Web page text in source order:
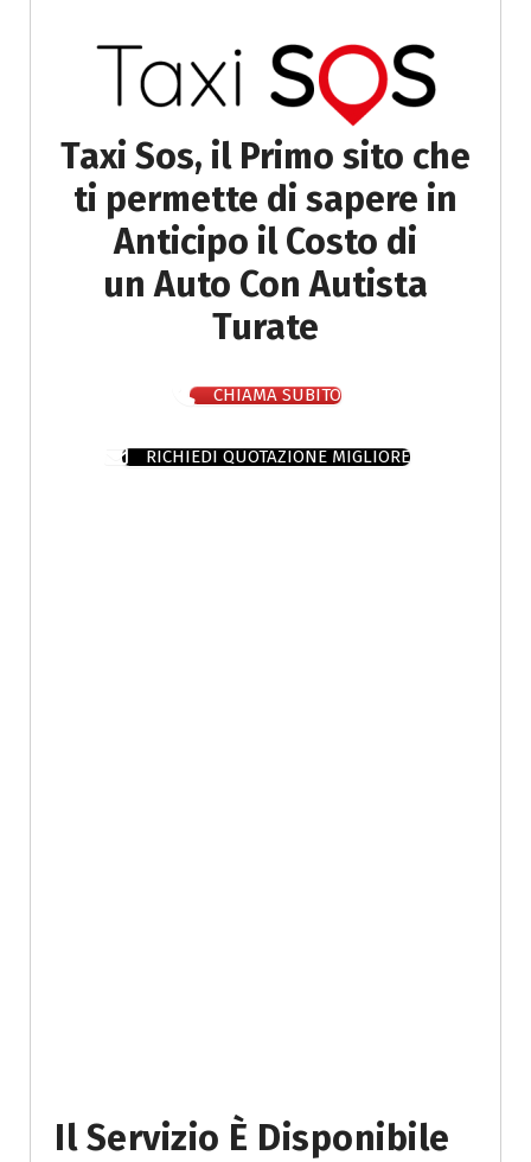
Taxi Sos, il Primo sito che
ti permette di sapere in
Anticipo il Costo di
un Auto Con Autista
Turate
CHIAMA SUBITO
RICHIEDI QUOTAZIONE MIGLIORE
Il Servizio È Disponibile